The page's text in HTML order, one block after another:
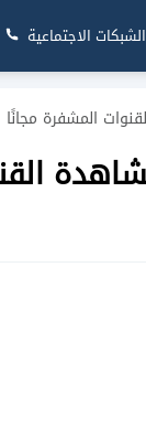
الشبكات الاجتماعية